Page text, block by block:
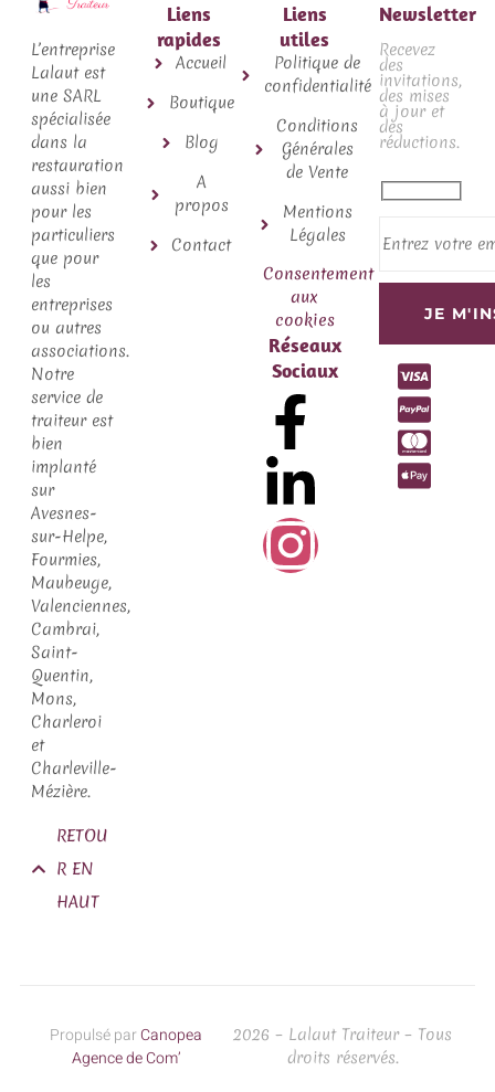
L’entreprise
Lalaut est
une SARL
spécialisée
dans la
restauration
aussi bien
pour les
particuliers
que pour
les
entreprises
ou autres
associations.
Notre
service de
traiteur est
bien
implanté
sur
Avesnes-
sur-Helpe,
Fourmies,
Maubeuge,
Valenciennes,
Cambrai,
Saint-
Quentin,
Mons,
Charleroi
et
Charleville-
Mézière.
RETOU
R EN
HAUT
Liens
rapides
Accueil
Boutique
Blog
A
propos
Contact
Liens
utiles
Politique de
confidentialité
Conditions
Générales
de Vente
Mentions
Légales
Consentement
aux
cookies
Réseaux
Sociaux
Newsletter
Recevez
des
invitations,
des mises
à jour et
des
réductions.
Propulsé parCanopea
Agence de Com’
2026 – Lalaut Traiteur – Tous
droits réservés.